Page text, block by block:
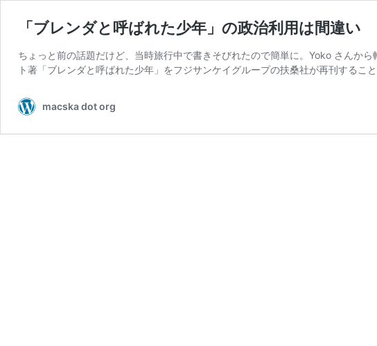
「ブレンダと呼ばれた少年」の政治利用は間違い
ちょっと前の話題だけど、当時旅行中で書きそびれたので簡単に。Yoko さんか
ト著「ブレンダと呼ばれた少年」をフジサンケイグループの扶桑社が再刊すること
macska dot org